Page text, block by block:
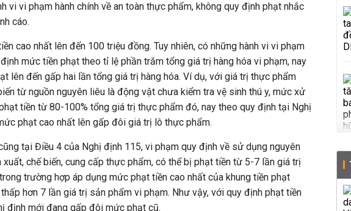
vi vi phạm hành chính về an toàn thực phẩm, không quy định phạt nhắc
cáo.
cao nhất lên đến 100 triệu đồng. Tuy nhiên, có những hành vi vi phạm
mức tiền phạt theo tỉ lệ phần trăm tổng giá trị hàng hóa vi phạm, nay
lên đến gấp hai lần tổng giá trị hàng hóa. Ví dụ, với giá trị thực phẩm
từ nguồn nguyên liêu là động vật chưa kiểm tra vệ sinh thú y, mức xử
tiền từ 80-100% tổng giá trị thực phẩm đó, nay theo quy định tại Nghị
phạt cao nhất lên gấp đôi giá trị lô thực phẩm.
tại Điều 4 của Nghị định 115, vi phạm quy định về sử dụng nguyên
xuất, chế biến, cung cấp thực phẩm, có thể bị phạt tiền từ 5-7 lần giá trị
trường hợp áp dụng mức phạt tiền cao nhất của khung tiền phạt
hơn 7 lần giá trị sản phẩm vi phạm. Như vậy, với quy định phạt tiền
định mới đang gấp đôi mức phạt cũ.